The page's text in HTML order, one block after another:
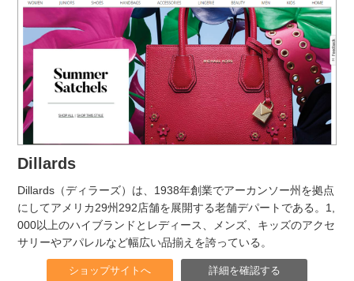
Dillards
Dillards（ディラーズ）は、1938年創業でアーカンソー州を拠点
にしてアメリカ29州292店舗を展開する老舗デパートである。1,
000以上のハイブランドとレディース、メンズ、キッズのアクセ
サリーやアパレルなど幅広い品揃えを誇っている。
ショップサイトへ 詳細を確認する